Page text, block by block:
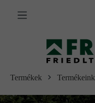
tartalomra
Termékek Termékeink